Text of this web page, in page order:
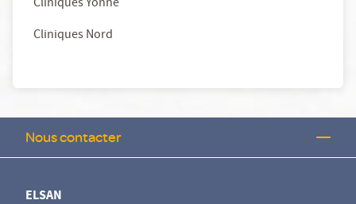
Cliniques Yonne
Cliniques Nord
Nous contacter
ELSAN